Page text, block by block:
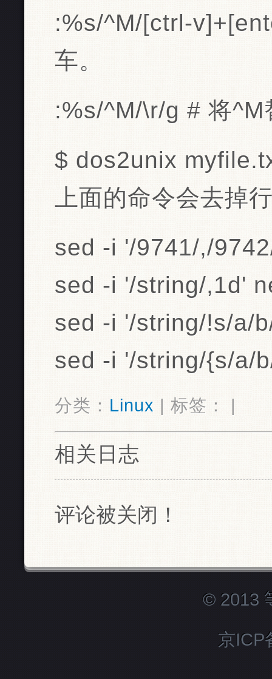
:%s/^M/[ctrl-
车。
:%s/^M/\r/g # 将^M
$ dos2unix
上面的命令会去掉
sed -i '/9741/,/
sed -i '/string/,1d'
sed -i '/string/!s/a/
sed -i '/string/{s/a/
分类： Linux | 标签： |
相关日志
评论被关闭！
© 2013
京ICP